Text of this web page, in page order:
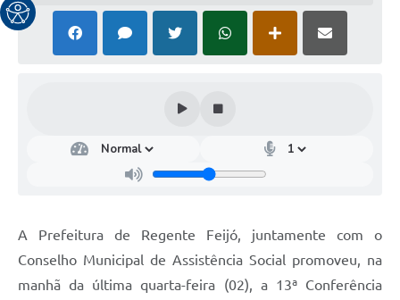
A Prefeitura de Regente Feijó, juntamente com o
Conselho Municipal de Assistência Social promoveu, na
manhã da última quarta-feira (02), a 13ª Conferência